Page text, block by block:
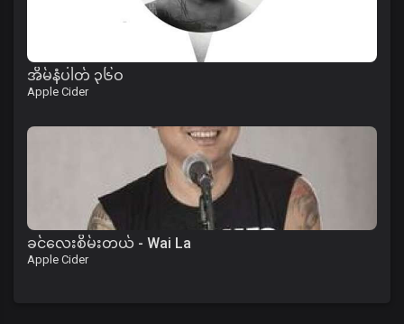
အိမ်နံပါတ် ၃၆ဝ
Apple Cider
ခင်လေးစိမ်းတယ် - Wai La
Apple Cider